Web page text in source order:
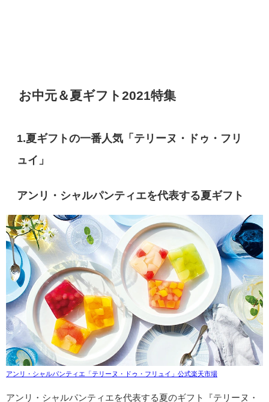
お中元＆夏ギフト2021特集
1.夏ギフトの一番人気「テリーヌ・ドゥ・フリ
ュイ」
アンリ・シャルパンティエを代表する夏ギフト
アンリ・シャルパンティエ「テリーヌ・ドゥ・フリュイ」公式楽天市場
アンリ・シャルパンティエを代表する夏のギフト
『テリーヌ・